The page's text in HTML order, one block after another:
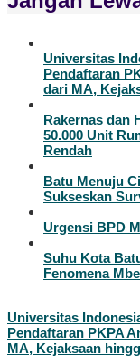
Universitas
Pendaftaran
dari MA,
Rakernas dan
50.000 Unit
Rendah
Batu Menuju
Sukseskan
Urgensi BPD
Suhu Kota
Fenomena
Universitas
Pendaftaran PKPA
MA, Kejaksaan